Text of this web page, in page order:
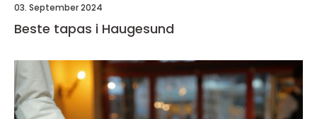
03. September 2024
Beste tapas i Haugesund